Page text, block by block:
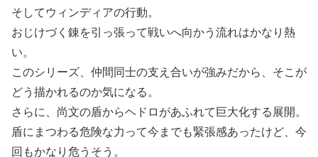
そしてウィンディアの行動。
おじけづく錬を引っ張って戦いへ向かう流れはかなり熱
い。
このシリーズ、仲間同士の支え合いが強みだから、そこが
どう描かれるのか気になる。
さらに、尚文の盾からヘドロがあふれて巨大化する展開。
盾にまつわる危険な力って今までも緊張感あったけど、今
回もかなり危うそう。